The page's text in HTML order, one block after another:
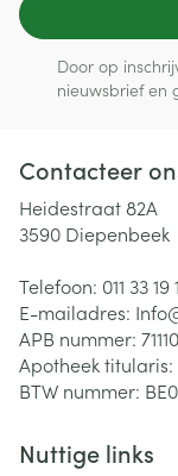
Door op
nieuwsbrief en
Contacteer
Heidestraat 82A
3590 Diepenbeek
Telefoon: 011 33 19
E-mailadres:
APB nummer:
Apotheek titularis:
BTW nummer:
Nuttige links